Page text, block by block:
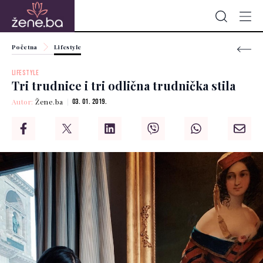
Početna Lifestyle
LIFESTYLE
Tri trudnice i tri odlična trudnička stila
Autor:Žene.ba 03. 01. 2019.